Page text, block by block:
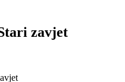
zavjet